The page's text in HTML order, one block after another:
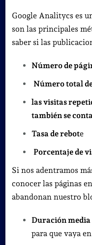
Google Analitycs es
son las principales
saber si las
Número de
Número total
las visitas
también se
Tasa de rebote
Porcentaje de
Si nos adentramos
conocer las páginas
abandonan nuestro
Duración media
para que vaya